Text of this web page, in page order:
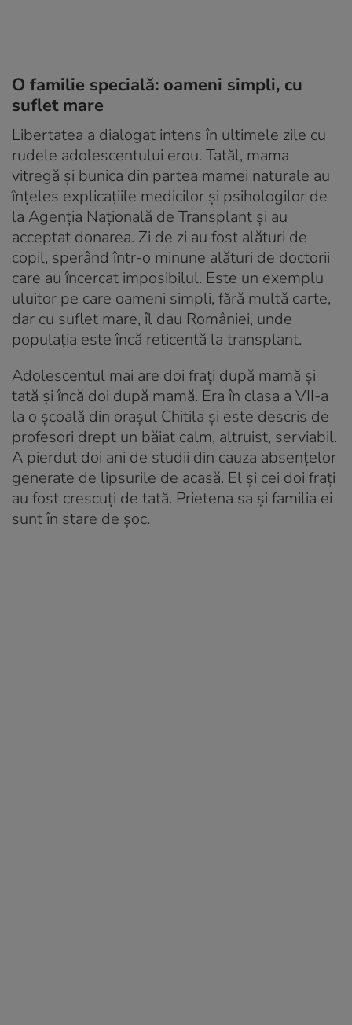
O familie specială: oameni simpli, cu
suflet mare
Libertatea a dialogat intens în ultimele zile cu
rudele adolescentului erou. Tatăl, mama
vitregă și bunica din partea mamei naturale au
înțeles explicațiile medicilor și psihologilor de
la Agenția Națională de Transplant și au
acceptat donarea. Zi de zi au fost alături de
copil, sperând într-o minune alături de doctorii
care au încercat imposibilul. Este un exemplu
uluitor pe care oameni simpli, fără multă carte,
dar cu suflet mare, îl dau României, unde
populația este încă reticentă la transplant.
Adolescentul mai are doi frați după mamă și
tată și încă doi după mamă. Era în clasa a VII-a
la o școală din orașul Chitila și este descris de
profesori drept un băiat calm, altruist, serviabil.
A pierdut doi ani de studii din cauza absențelor
generate de lipsurile de acasă. El și cei doi frați
au fost crescuți de tată. Prietena sa și familia ei
sunt în stare de șoc.